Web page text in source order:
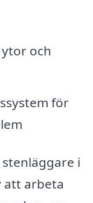
och
för
i
att arbeta